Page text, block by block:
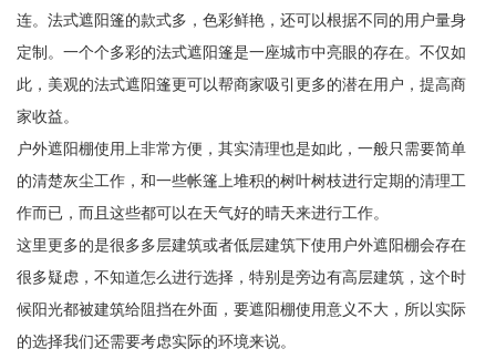
连。法式遮阳篷的款式多，色彩鲜艳，还可以根据不同的用户量身
定制。一个个多彩的法式遮阳篷是一座城市中亮眼的存在。不仅如
此，美观的法式遮阳篷更可以帮商家吸引更多的潜在用户，提高商
家收益。
户外遮阳棚使用上非常方便，其实清理也是如此，一般只需要简单
的清楚灰尘工作，和一些帐篷上堆积的树叶树枝进行定期的清理工
作而已，而且这些都可以在天气好的晴天来进行工作。
这里更多的是很多多层建筑或者低层建筑下使用户外遮阳棚会存在
很多疑虑，不知道怎么进行选择，特别是旁边有高层建筑，这个时
候阳光都被建筑给阻挡在外面，要遮阳棚使用意义不大，所以实际
的选择我们还需要考虑实际的环境来说。